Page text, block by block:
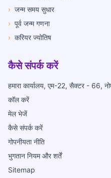
› जन्म समय सुधार
› पूर्व जन्म गणना
› करियर ज्योतिष
कैसे संपर्क करें
हमारा कार्यालय, एम-22, सैक्टर - 66,
कॉल करें
मेल भेजें
कैसे संपर्क करें
गोपनीयता नीति
भुगतान नियम और शर्तें
Sitemap